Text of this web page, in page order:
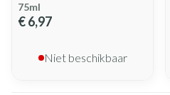
75ml
€ 6,97
Niet beschikbaar